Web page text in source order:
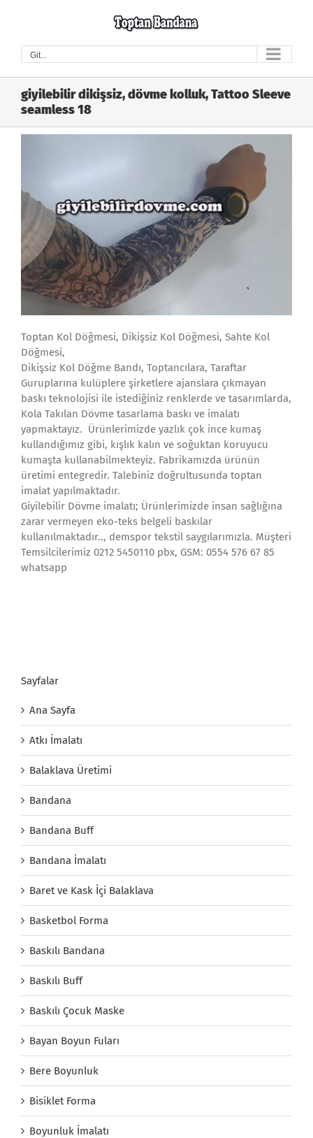
Git...
giyilebilir dikişsiz, dövme kolluk, Tattoo Sleeve
seamless 18
Toptan Kol Döğmesi, Dikişsiz Kol Döğmesi, Sahte Kol
Döğmesi,
Dikişsiz Kol Döğme Bandı, Toptancılara, Taraftar
Guruplarına kulüplere şirketlere ajanslara çıkmayan
baskı teknolojisi ile istediğiniz renklerde ve tasarımlarda,
Kola Takılan Dövme tasarlama baskı ve imalatı
yapmaktayız. Ürünlerimizde yazlık çok ince kumaş
kullandığımız gibi, kışlık kalın ve soğuktan koruyucu
kumaşta kullanabilmekteyiz. Fabrikamızda ürünün
üretimi entegredir. Talebiniz doğrultusunda toptan
imalat yapılmaktadır.
Giyilebilir Dövme imalatı; Ürünlerimizde insan sağlığına
zarar vermeyen eko-teks belgeli baskılar
kullanılmaktadır.., demspor tekstil saygılarımızla. Müşteri
Temsilcilerimiz 0212 5450110 pbx, GSM: 0554 576 67 85
whatsapp
Sayfalar
Ana Sayfa
Atkı İmalatı
Balaklava Üretimi
Bandana
Bandana Buff
Bandana İmalatı
Baret ve Kask İçi Balaklava
Basketbol Forma
Baskılı Bandana
Baskılı Buff
Baskılı Çocuk Maske
Bayan Boyun Fuları
Bere Boyunluk
Bisiklet Forma
Boyunluk İmalatı